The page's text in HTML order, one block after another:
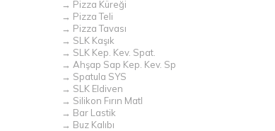
→ Pizza Küreği
→ Pizza Teli
→ Pizza Tavası
→ SLK Kaşık
→ SLK Kep. Kev. Spat.
→ Ahşap Sap Kep. Kev. Sp
→ Spatula SYS
→ SLK Eldiven
→ Silikon Fırın MatI
→ Bar Lastik
→ Buz Kalıbı